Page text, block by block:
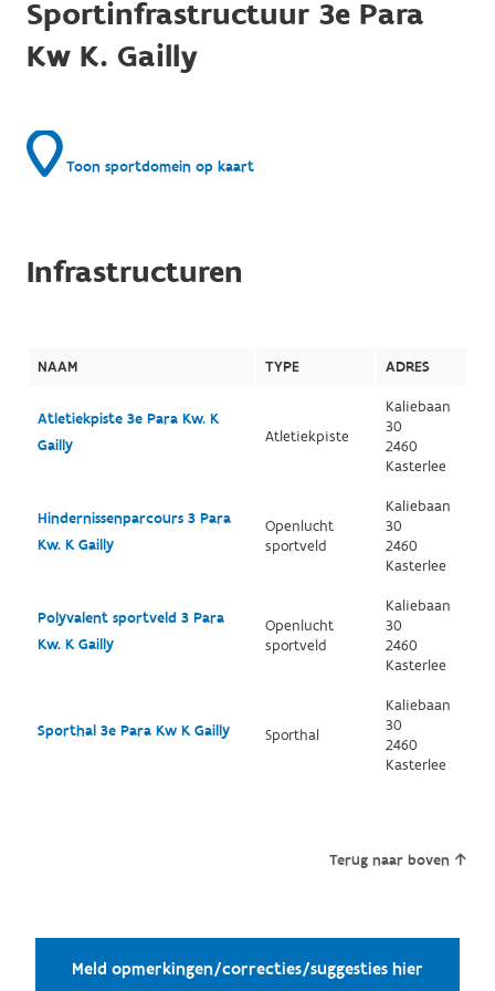
Sportinfrastructuur 3e Para
Kw K. Gailly
Toon sportdomein op kaart
Infrastructuren
NAAM TYPE ADRES
Atletiekpiste 3e Para Kw. K
Gailly
Atletiekpiste
Kaliebaan
30
2460
Kasterlee
Hindernissenparcours 3 Para
Kw. K Gailly
Openlucht
sportveld
Kaliebaan
30
2460
Kasterlee
Polyvalent sportveld 3 Para
Kw. K Gailly
Openlucht
sportveld
Kaliebaan
30
2460
Kasterlee
Sporthal 3e Para Kw K Gailly Sporthal
Kaliebaan
30
2460
Kasterlee
Terug naar boven
Meld opmerkingen/correcties/suggesties hier